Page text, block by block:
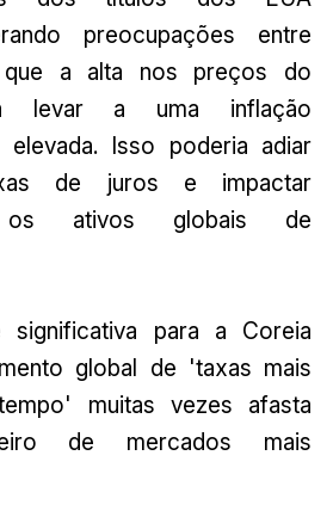
preocupações entre
que a alta nos preços do
levar a uma inflação
elevada. Isso poderia adiar
de juros e impactar
os ativos globais de
significativa para a Coreia
global de 'taxas mais
muitas vezes afasta
de mercados mais